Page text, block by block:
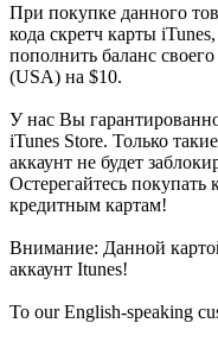
При покупке данного
кода скретч карты
пополнить баланс
(USA) на $10.
У нас Вы
iTunes Store. Только
аккаунт не будет
Остерегайтесь
кредитным картам!
Внимание: Данной
аккаунт Itunes!
To our English-speaking